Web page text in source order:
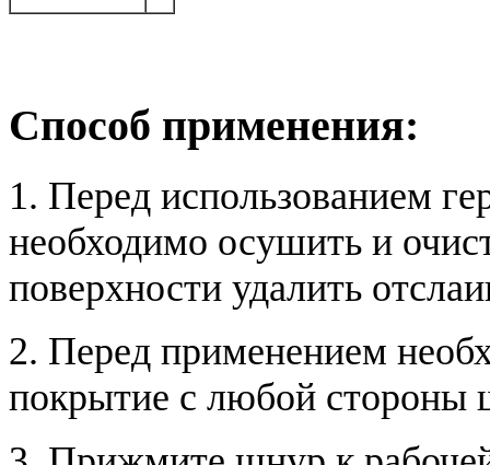
Способ применения:
1. Перед использованием
необходимо осушить и
поверхности удалить
2. Перед применением
покрытие с любой стороны